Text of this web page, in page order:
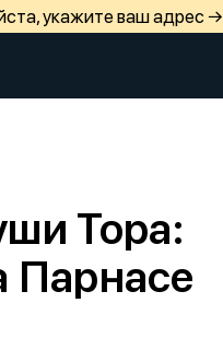
укажите ваш адрес →
Тора:
Парнасе